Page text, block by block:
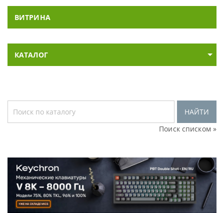
ВИТРИНА
КАТАЛОГ
НАЙТИ
Поиск списком »